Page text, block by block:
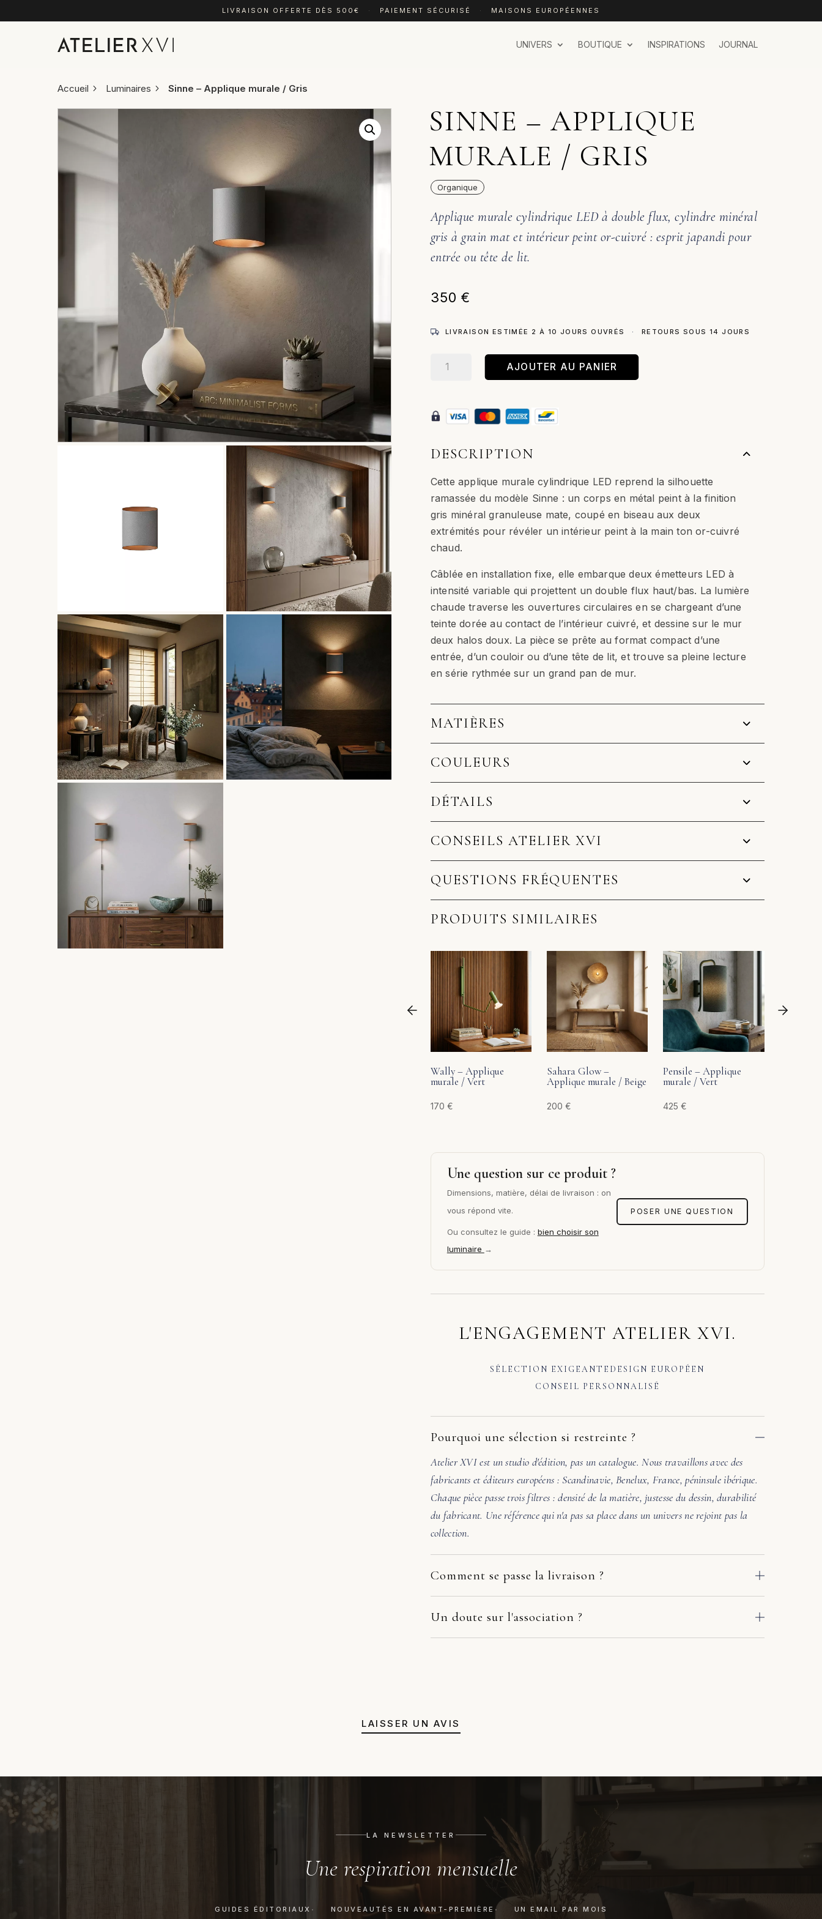
LIVRAISON OFFERTE DÈS 500€ · PAIEMENT SÉCURISÉ · MAISONS EUROPÉENNES
UNIVERS BOUTIQUE INSPIRATIONS JOURNAL
Accueil Luminaires Sinne – Applique murale / Gris
SINNE – APPLIQUE
MURALE / GRIS
Organique
Applique murale cylindrique LED à double flux, cylindre minéral
gris à grain mat et intérieur peint or-cuivré : esprit japandi pour
entrée ou tête de lit.
350 €
LIVRAISON ESTIMÉE 2 À 10 JOURS OUVRÉS · RETOURS SOUS 14 JOURS
Applique
/
AJOUTER AU PANIER
DESCRIPTION
Cette applique murale cylindrique LED reprend la silhouette
ramassée du modèle Sinne : un corps en métal peint à la finition
gris minéral granuleuse mate, coupé en biseau aux deux
extrémités pour révéler un intérieur peint à la main ton or-cuivré
chaud.
Câblée en installation fixe, elle embarque deux émetteurs LED à
intensité variable qui projettent un double flux haut/bas. La lumière
chaude traverse les ouvertures circulaires en se chargeant d’une
teinte dorée au contact de l’intérieur cuivré, et dessine sur le mur
deux halos doux. La pièce se prête au format compact d’une
entrée, d’un couloir ou d’une tête de lit, et trouve sa pleine lecture
en série rythmée sur un grand pan de mur.
MATIÈRES
COULEURS
DÉTAILS
CONSEILS ATELIER XVI
QUESTIONS FRÉQUENTES
PRODUITS SIMILAIRES
Wally – Applique
murale / Vert
170 €
Sahara Glow –
Applique murale / Beige
200€
Pensile – Applique
murale / Vert
425€
255
Une question sur ce produit ?
Dimensions, matière, délai de livraison : on
vous répond vite.
Ou consultez le guide : bien choisir son
luminaire →
POSER UNE QUESTION
L'ENGAGEMENT ATELIER XVI.
SÉLECTION EXIGEANTE DESIGN EUROPÉEN
CONSEIL PERSONNALISÉ
Pourquoi une sélection si restreinte ?
Atelier XVI est un studio d'édition, pas un catalogue. Nous travaillons avec des
fabricants et éditeurs européens : Scandinavie, Benelux, France, péninsule ibérique.
Chaque pièce passe trois filtres : densité de la matière, justesse du dessin, durabilité
du fabricant. Une référence qui n'a pas sa place dans un univers ne rejoint pas la
collection.
Comment se passe la livraison ?
dépend du fabricant et de votre adresse : comptez en général 2 à 10 jours ouvrés. Si
Un doute sur l'association ?
LAISSER UN AVIS
LA NEWSLETTER
Une respiration mensuelle
GUIDES ÉDITORIAUX NOUVEAUTÉS EN AVANT-PREMIÈRE UN EMAIL PAR MOIS